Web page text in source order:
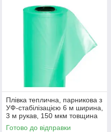
Плівка теплична, парникова з
УФ-стабілізацією 6 м ширина,
3 м рукав, 150 мкм товщина
Готово до відправки